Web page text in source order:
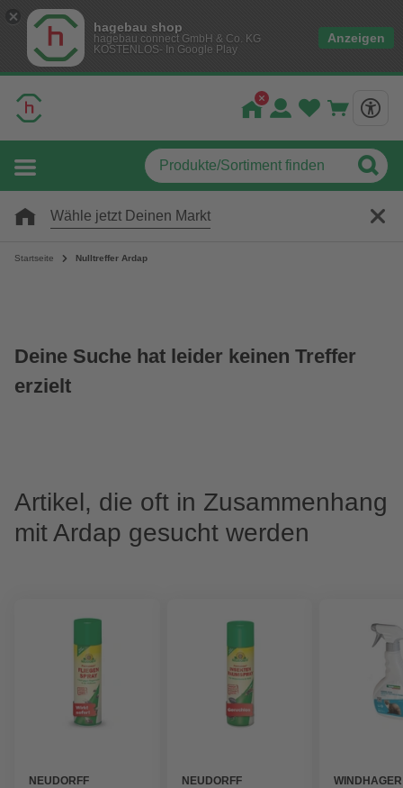
hagebau shop
hagebau connect GmbH & Co. KG
KOSTENLOS- In Google Play
Anzeigen
Wähle jetzt Deinen Markt
Startseite Nulltreffer Ardap
Deine Suche hat leider keinen Treffer
erzielt
Artikel, die oft in Zusammenhang
mit Ardap gesucht werden
NEUDORFF
NEUDORFF
WINDHAGER